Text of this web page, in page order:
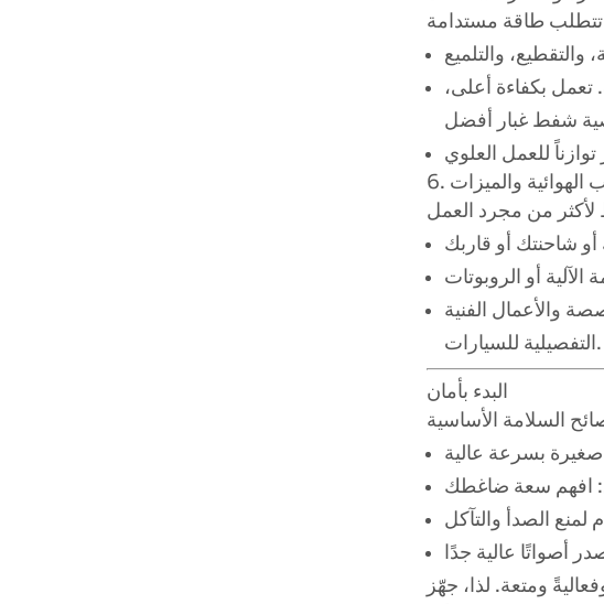
بكفاءة أعلى،
الهوائية والميزات
والأعمال الفنية
التفصيلية للسيارات.
البدء بأمان
ومتعة. لذا، جهّز